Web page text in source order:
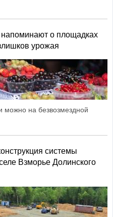
о площадках
урожая
можно на безвозмездной
системы
Взморье Долинского